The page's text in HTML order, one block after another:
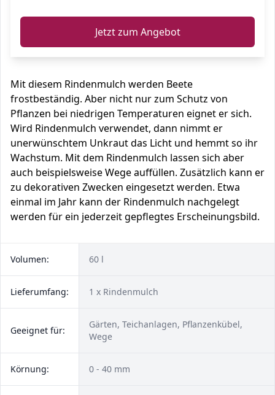
Jetzt zum Angebot
Mit diesem Rindenmulch werden Beete
frostbeständig. Aber nicht nur zum Schutz von
Pflanzen bei niedrigen Temperaturen eignet er sich.
Wird Rindenmulch verwendet, dann nimmt er
unerwünschtem Unkraut das Licht und hemmt so ihr
Wachstum. Mit dem Rindenmulch lassen sich aber
auch beispielsweise Wege auffüllen. Zusätzlich kann er
zu dekorativen Zwecken eingesetzt werden. Etwa
einmal im Jahr kann der Rindenmulch nachgelegt
werden für ein jederzeit gepflegtes Erscheinungsbild.
Volumen: 60 l
Lieferumfang: 1 x Rindenmulch
Geeignet für:
Gärten, Teichanlagen, Pflanzenkübel,
Wege
Körnung: 0 - 40 mm